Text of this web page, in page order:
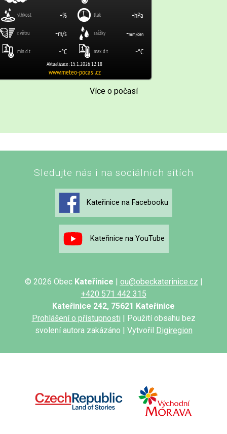
Více o počasí
Sledujte nás i na sociálních sítích
Kateřinice na Facebooku
Kateřinice na YouTube
© 2026 Obec Kateřinice | ou@obeckaterinice.cz |
+420 571 442 315
Kateřinice 242, 75621 Kateřinice
Prohlášení o přístupnosti | Použití obsahu bez
svolení autora zakázáno | Vytvořil Digiregion